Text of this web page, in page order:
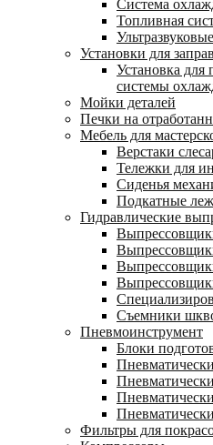
Система
Топливная
Установки для
Установка
системы
Мойки деталей
Печки на
Мебель для
Верстаки
Тележки для
Сиденья
Подкатные
Гидравлические
Cъемники
Пневмоинструмент
Блоки
Фильтры для